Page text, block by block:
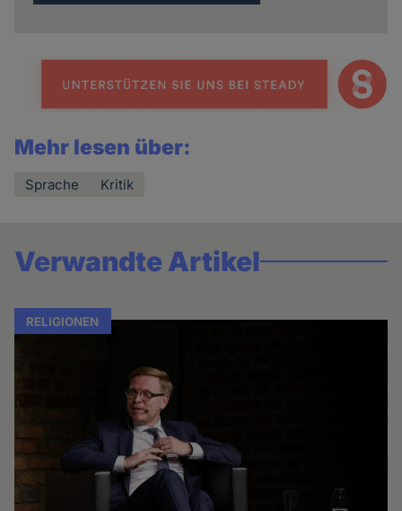
Mehr lesen über:
Sprache Kritik
Verwandte Artikel
RELIGIONEN